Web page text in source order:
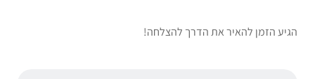
הגיע הזמן להאיר את הדרך להצלחה!